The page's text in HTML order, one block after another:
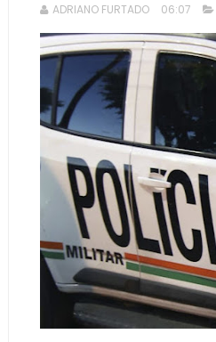
ADRIANO FURTADO 06:07